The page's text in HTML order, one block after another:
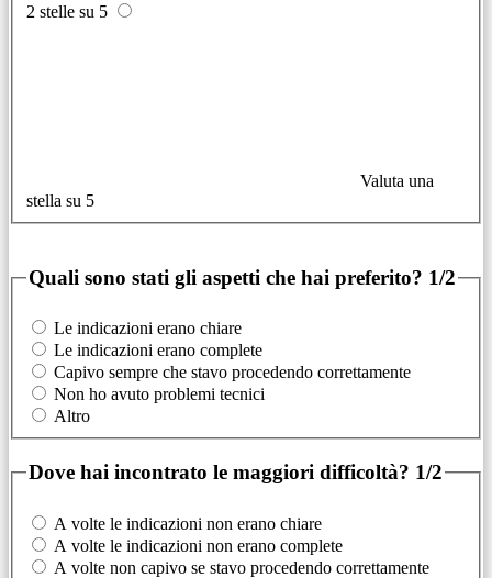
2 stelle su 5
Valuta una
stella su 5
Quali sono stati gli aspetti che hai preferito? 1/2
Le indicazioni erano chiare
Le indicazioni erano complete
Capivo sempre che stavo procedendo correttamente
Non ho avuto problemi tecnici
Altro
Dove hai incontrato le maggiori difficoltà? 1/2
A volte le indicazioni non erano chiare
A volte le indicazioni non erano complete
A volte non capivo se stavo procedendo correttamente